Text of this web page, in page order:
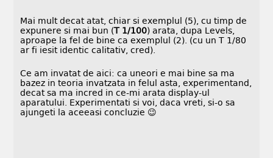
Mai mult decat atat, chiar si exemplul (5), cu timp de
expunere si mai bun (T 1/100) arata, dupa Levels,
aproape la fel de bine ca exemplul (2). (cu un T 1/80
ar fi iesit identic calitativ, cred).
Ce am invatat de aici: ca uneori e mai bine sa ma
bazez in teoria invatzata in felul asta, experimentand,
decat sa ma incred in ce-mi arata display-ul
aparatului. Experimentati si voi, daca vreti, si-o sa
ajungeti la aceeasi concluzie 😉